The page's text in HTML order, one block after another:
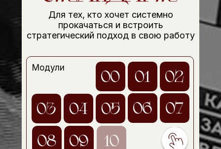
Модули
Для тех, кто хочет системно
прокачаться и встроить
стратегический подход в свою работу